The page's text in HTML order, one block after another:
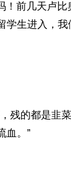
前几天卢
学生进入，
残的都是韭
血。”